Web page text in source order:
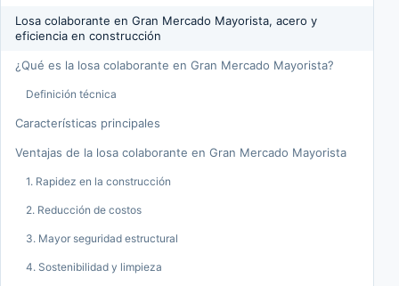
Losa colaborante en Gran Mercado Mayorista, acero y
eficiencia en construcción
¿Qué es la losa colaborante en Gran Mercado Mayorista?
Definición técnica
Características principales
Ventajas de la losa colaborante en Gran Mercado Mayorista
1. Rapidez en la construcción
2. Reducción de costos
3. Mayor seguridad estructural
4. Sostenibilidad y limpieza